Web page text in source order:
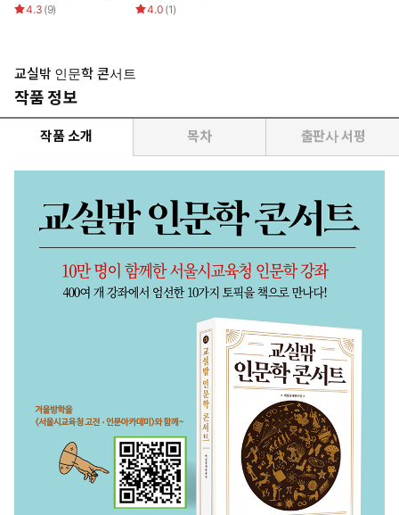
4.3 (9) 4.0 (1)
교실밖 인문학 콘서트
작품 정보
작품 소개 목차 출판사 서평